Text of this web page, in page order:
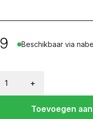
Beschikbaar via
+
Toevoegen